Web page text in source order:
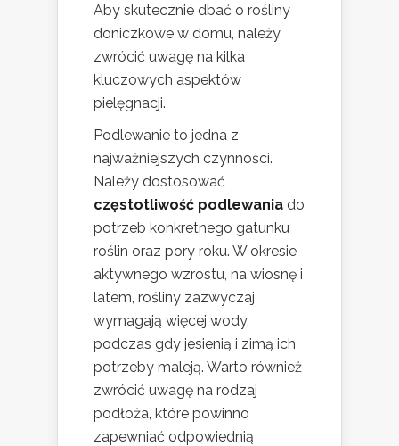
Aby skutecznie dbać o rośliny
doniczkowe w domu, należy
zwrócić uwagę na kilka
kluczowych aspektów
pielęgnacji.
Podlewanie to jedna z
najważniejszych czynności.
Należy dostosować
częstotliwość podlewania do
potrzeb konkretnego gatunku
roślin oraz pory roku. W okresie
aktywnego wzrostu, na wiosnę i
latem, rośliny zazwyczaj
wymagają więcej wody,
podczas gdy jesienią i zimą ich
potrzeby maleją. Warto również
zwrócić uwagę na rodzaj
podłoża, które powinno
zapewniać odpowiednią